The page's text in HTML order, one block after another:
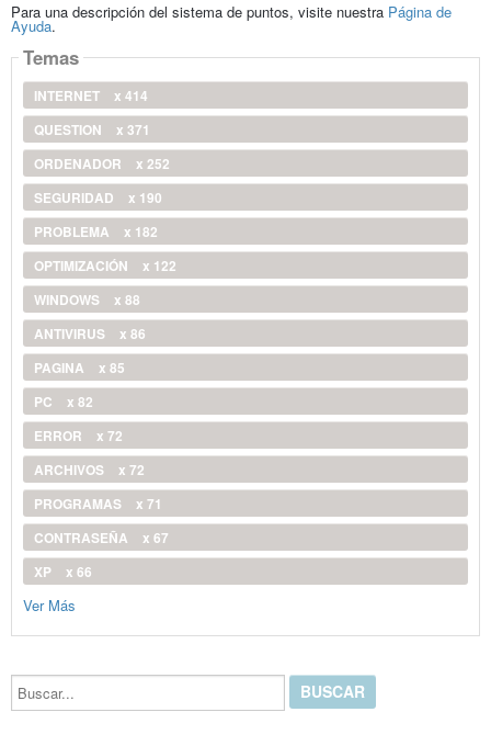
Para una descripción del sistema de puntos, visite nuestra Página de
Ayuda.
Temas
INTERNET
x 414
QUESTION
x 371
ORDENADOR
x 252
SEGURIDAD
x 190
PROBLEMA
x 182
OPTIMIZACIÓN
x 122
WINDOWS
x 88
ANTIVIRUS
x 86
PAGINA
x 85
PC
x 82
ERROR
x 72
ARCHIVOS
x 72
PROGRAMAS
x 71
CONTRASEÑA
x 67
XP
x 66
Ver Más
Buscar...